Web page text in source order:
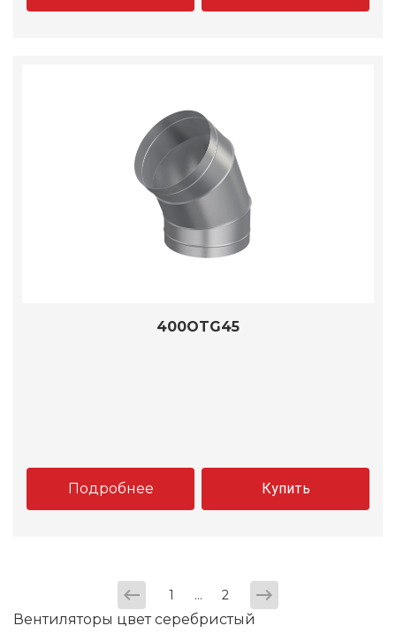
400OTG45
Подробнее Купить
1 ... 2
Вентиляторы цвет серебристый